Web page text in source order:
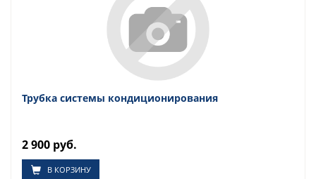
Трубка системы кондиционирования
2 900 руб.
В КОРЗИНУ